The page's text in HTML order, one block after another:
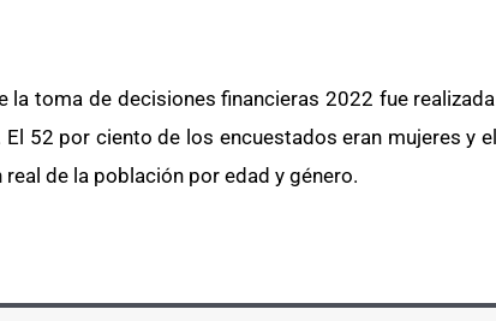
la toma de decisiones financieras 2022 fue
52 por ciento de los encuestados eran mujeres y
de la población por edad y género.